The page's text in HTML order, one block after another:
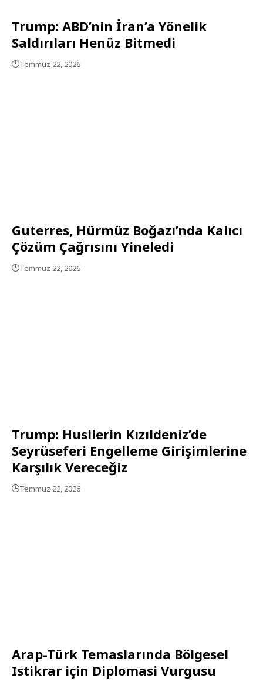
Trump: ABD’nin İran’a Yönelik
Saldırıları Henüz Bitmedi
Temmuz 22, 2026
Guterres, Hürmüz Boğazı’nda Kalıcı
Çözüm Çağrısını Yineledi
Temmuz 22, 2026
Trump: Husilerin Kızıldeniz’de
Seyrüseferi Engelleme Girişimlerine
Karşılık Vereceğiz
Temmuz 22, 2026
Arap-Türk Temaslarında Bölgesel
Istikrar için Diplomasi Vurgusu